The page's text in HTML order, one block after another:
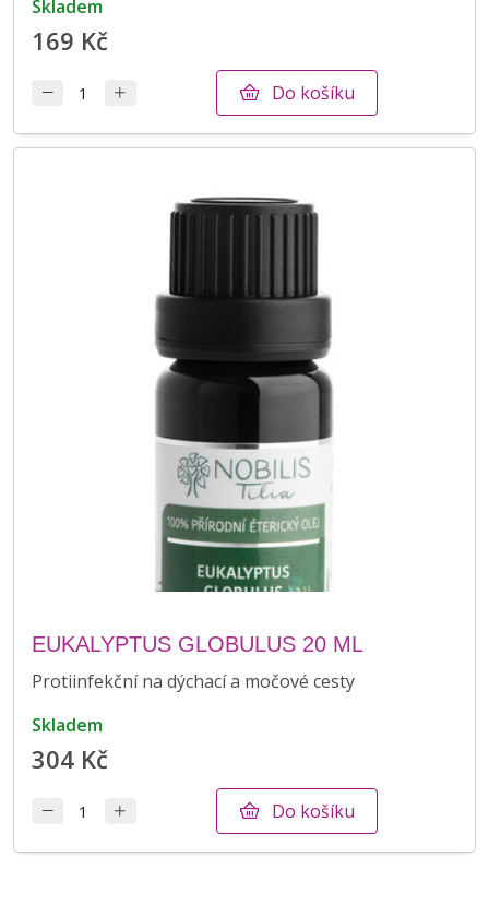
skladem
169 Kč
Do košíku
EUKALYPTUS GLOBULUS 20 ML
Protiinfekční na dýchací a močové cesty
skladem
304 Kč
Do košíku